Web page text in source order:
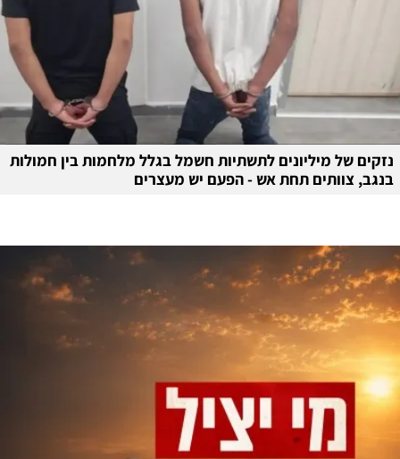
נזקים של מיליונים לתשתיות חשמל בגלל מלחמות בין חמולות
בנגב, צוותים תחת אש - הפעם יש מעצרים